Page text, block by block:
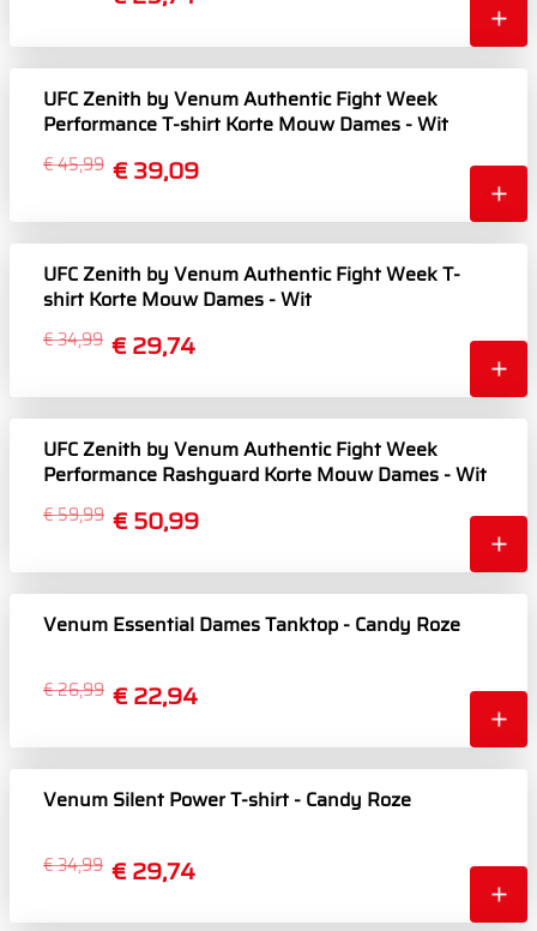
UFC Zenith by Venum Authentic Fight Week
Performance T-shirt Korte Mouw Dames - Wit
€ 39,09
€ 45,99
UFC Zenith by Venum Authentic Fight Week T-
shirt Korte Mouw Dames - Wit
€ 29,74
€ 34,99
UFC Zenith by Venum Authentic Fight Week
Performance Rashguard Korte Mouw Dames - Wit
€ 50,99
€ 59,99
Venum Essential Dames Tanktop - Candy Roze
€ 22,94
€ 26,99
Venum Silent Power T-shirt - Candy Roze
€ 29,74
€ 34,99